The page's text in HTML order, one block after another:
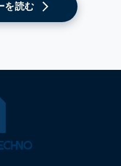
を読む